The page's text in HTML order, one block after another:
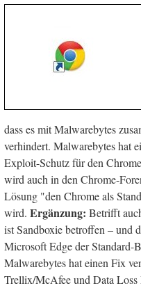
dass es mit Malwarebytes
verhindert. Malwarebytes hat
Exploit-Schutz für den
wird auch in den Chrome-
Lösung "den Chrome als
wird. Ergänzung: Betrifft
ist Sandboxie betroffen – und
Microsoft Edge der Standard-
Malwarebytes hat einen Fix
Trellix/McAfee und Data Loss